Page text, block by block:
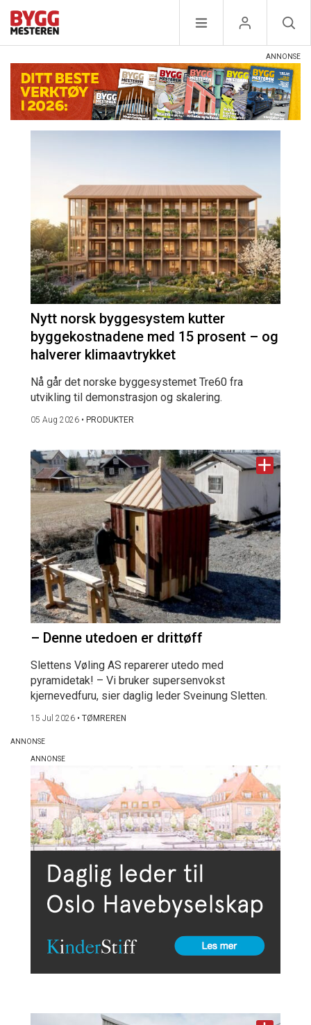
Nytt norsk byggesystem kutter
byggekostnadene med 15 prosent – og
halverer klimaavtrykket
Nå går det norske byggesystemet Tre60 fra
utvikling til demonstrasjon og skalering.
05 Aug 2026 • PRODUKTER
– Denne utedoen er drittøff
Slettens Vøling AS reparerer utedo med
pyramidetak! – Vi bruker supersenvokst
kjernevedfuru, sier daglig leder Sveinung Sletten.
15 Jul 2026 • TØMREREN